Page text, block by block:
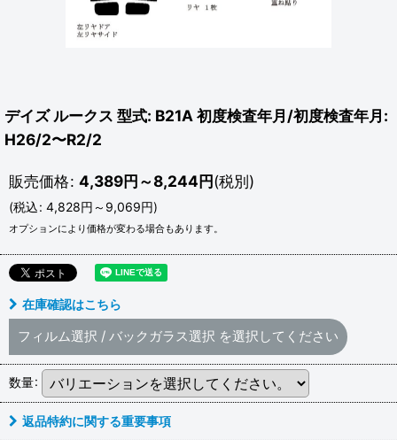
デイズ ルークス 型式: B21A 初度検査年月/初度検査年月:
H26/2〜R2/2
販売価格: 4,389円～8,244円(税別)
(税込: 4,828円 ～9,069円)
オプションにより価格が変わる場合もあります。
在庫確認はこちら
フィルム選択 / バックガラス選択 を選択してください
数量:
返品特約に関する重要事項